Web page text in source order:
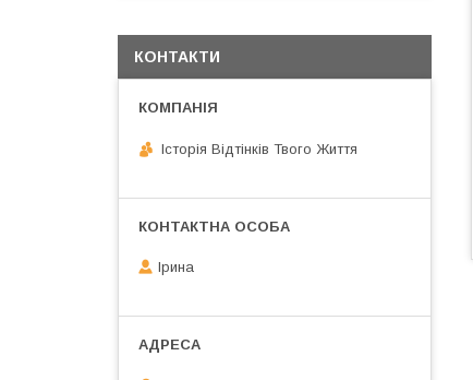
КОНТАКТИ
Історія Відтінків Твого Життя
Ірина